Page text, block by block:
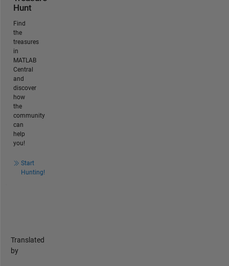
Hunt
Find
the
treasures
in
MATLAB
Central
and
discover
how
the
community
can
help
you!
Start
Hunting!
Translated
by